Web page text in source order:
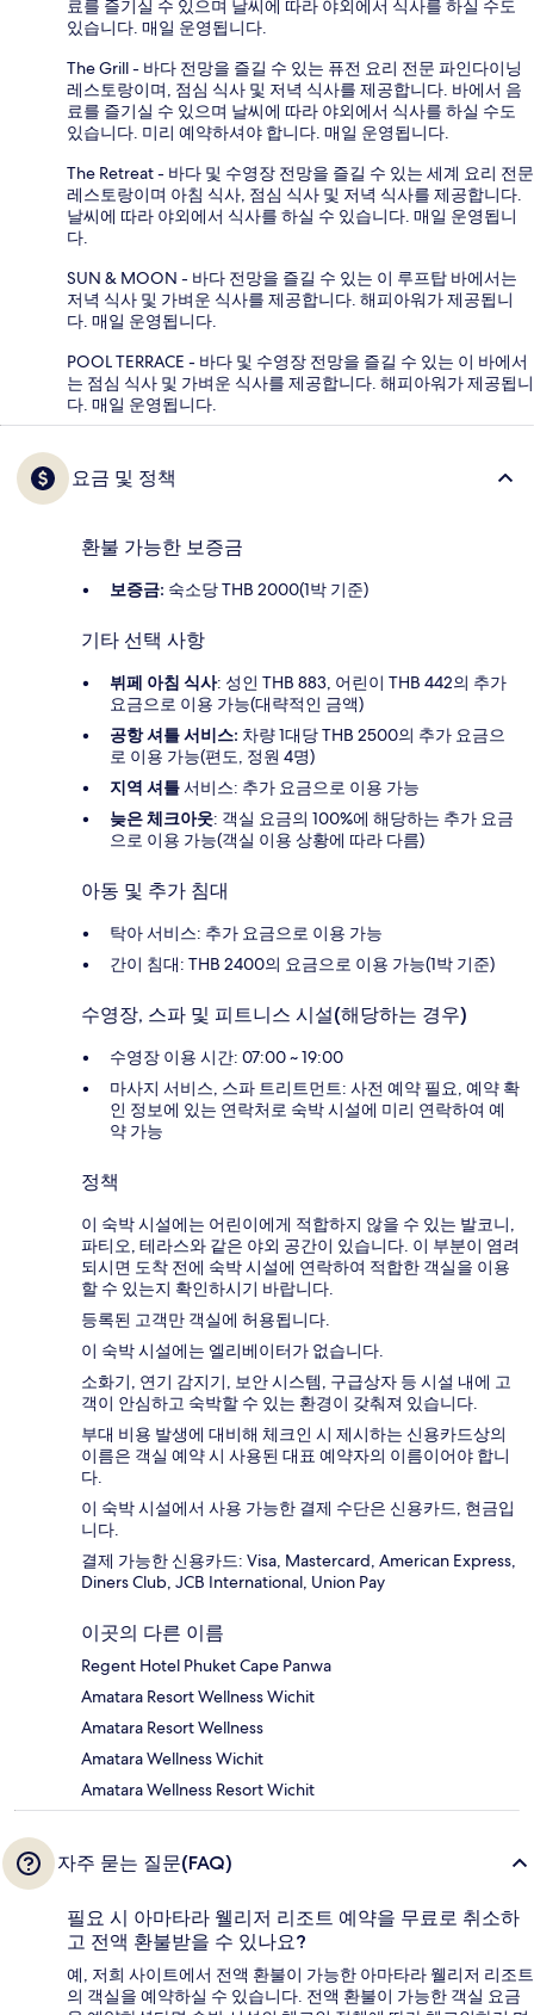
료를 즐기실 수 있으며 날씨에 따라 야외에서 식사를 하실 수도
있습니다. 매일 운영됩니다.
The Grill - 바다 전망을 즐길 수 있는 퓨전 요리 전문 파인다이닝
레스토랑이며, 점심 식사 및 저녁 식사를 제공합니다. 바에서 음
료를 즐기실 수 있으며 날씨에 따라 야외에서 식사를 하실 수도
있습니다. 미리 예약하셔야 합니다. 매일 운영됩니다.
The Retreat - 바다 및 수영장 전망을 즐길 수 있는 세계 요리 전문
레스토랑이며 아침 식사, 점심 식사 및 저녁 식사를 제공합니다.
날씨에 따라 야외에서 식사를 하실 수 있습니다. 매일 운영됩니
다.
SUN & MOON - 바다 전망을 즐길 수 있는 이 루프탑 바에서는
저녁 식사 및 가벼운 식사를 제공합니다. 해피아워가 제공됩니
다. 매일 운영됩니다.
POOL TERRACE - 바다 및 수영장 전망을 즐길 수 있는 이 바에서
는 점심 식사 및 가벼운 식사를 제공합니다. 해피아워가 제공됩니
다. 매일 운영됩니다.
요금 및 정책
환불 가능한 보증금
보증금: 숙소당 THB 2000(1박 기준)
기타 선택 사항
뷔페 아침 식사: 성인 THB 883, 어린이 THB 442의 추가
요금으로 이용 가능(대략적인 금액)
공항 셔틀 서비스: 차량 1대당 THB 2500의 추가 요금으
로 이용 가능(편도, 정원 4명)
지역 셔틀서비스: 추가 요금으로 이용 가능
늦은 체크아웃: 객실 요금의 100%에 해당하는 추가 요금
으로 이용 가능(객실 이용 상황에 따라 다름)
아동 및 추가 침대
탁아 서비스: 추가 요금으로 이용 가능
간이 침대: THB 2400의 요금으로 이용 가능(1박 기준)
수영장, 스파 및 피트니스 시설(해당하는 경우)
수영장 이용 시간: 07:00 ~ 19:00
마사지 서비스, 스파 트리트먼트: 사전 예약 필요, 예약 확
인 정보에 있는 연락처로 숙박 시설에 미리 연락하여 예
약 가능
정책
이 숙박 시설에는 어린이에게 적합하지 않을 수 있는 발코니,
파티오, 테라스와 같은 야외 공간이 있습니다. 이 부분이 염려
되시면 도착 전에 숙박 시설에 연락하여 적합한 객실을 이용
할 수 있는지 확인하시기 바랍니다.
등록된 고객만 객실에 허용됩니다.
이 숙박 시설에는 엘리베이터가 없습니다.
소화기, 연기 감지기, 보안 시스템, 구급상자 등 시설 내에 고
객이 안심하고 숙박할 수 있는 환경이 갖춰져 있습니다.
부대 비용 발생에 대비해 체크인 시 제시하는 신용카드상의
이름은 객실 예약 시 사용된 대표 예약자의 이름이어야 합니
다.
이 숙박 시설에서 사용 가능한 결제 수단은 신용카드, 현금입
니다.
결제 가능한 신용카드: Visa, Mastercard, American Express,
Diners Club, JCB International, Union Pay
이곳의 다른 이름
Regent Hotel Phuket Cape Panwa
Amatara Resort Wellness Wichit
Amatara Resort Wellness
Amatara Wellness Wichit
Amatara Wellness Resort Wichit
자주 묻는 질문(FAQ)
필요 시 아마타라 웰리저 리조트 예약을 무료로 취소하
고 전액 환불받을 수 있나요?
예, 저희 사이트에서 전액 환불이 가능한 아마타라 웰리저 리조트
의 객실을 예약하실 수 있습니다. 전액 환불이 가능한 객실 요금